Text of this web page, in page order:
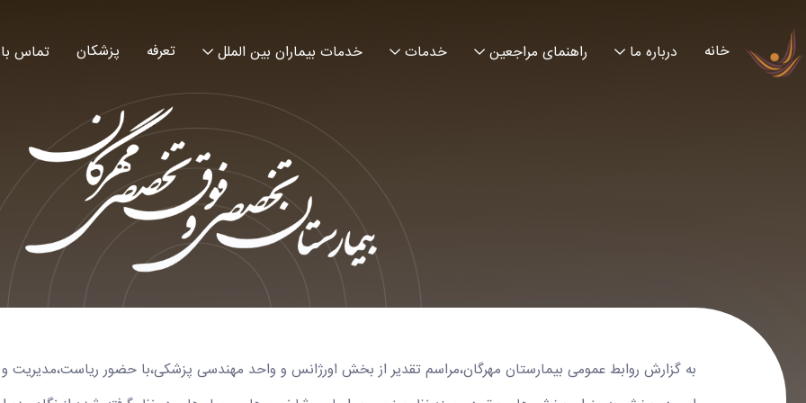
خانه درباره ما راهنمای مراجعین خدمات خدمات بیماران بین الملل تعرفه پزشکان تماس
به گزارش روابط عمومی بیمارستان مهرگان،مراسم تقدیر از بخش اورژانس و واحد مهندسی پزشکی،با حضور ریاست،مدیریت